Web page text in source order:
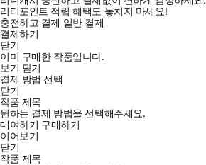
리디포인트 적립 혜택도 놓치지 마세요!
충전하고 결제 일반 결제
결제하기
닫기
이미 구매한 작품입니다.
보기 닫기
결제 방법 선택
닫기
작품 제목
원하는 결제 방법을 선택해주세요.
대여하기 구매하기
이어보기
닫기
작품 제목